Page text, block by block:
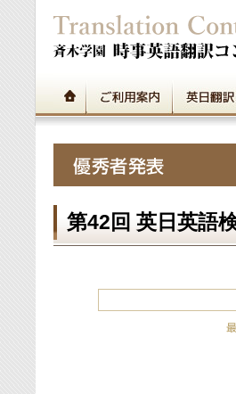
第42回 英日英語